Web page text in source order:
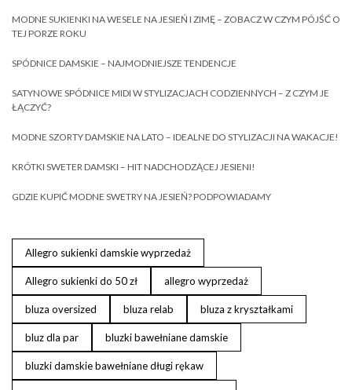
MODNE SUKIENKI NA WESELE NA JESIEŃ I ZIMĘ – ZOBACZ W CZYM PÓJŚĆ O
TEJ PORZE ROKU
SPÓDNICE DAMSKIE – NAJMODNIEJSZE TENDENCJE
SATYNOWE SPÓDNICE MIDI W STYLIZACJACH CODZIENNYCH – Z CZYM JE
ŁĄCZYĆ?
MODNE SZORTY DAMSKIE NA LATO – IDEALNE DO STYLIZACJI NA WAKACJE!
KRÓTKI SWETER DAMSKI – HIT NADCHODZĄCEJ JESIENI!
GDZIE KUPIĆ MODNE SWETRY NA JESIEŃ? PODPOWIADAMY
Allegro sukienki damskie wyprzedaż
Allegro sukienki do 50 zł allegro wyprzedaż
bluza oversized bluza relab bluza z kryształkami
bluz dla par bluzki bawełniane damskie
bluzki damskie bawełniane długi rękaw